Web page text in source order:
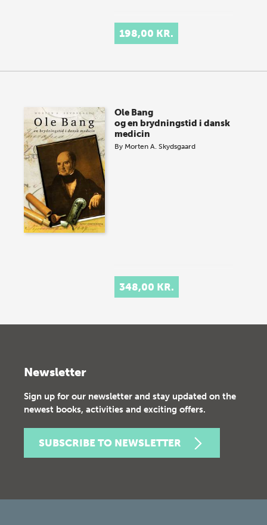
198,00 KR.
Ole Bang
og en brydningstid i dansk
medicin
By Morten A. Skydsgaard
348,00 KR.
Newsletter
Sign up for our newsletter and stay updated on the
newest books, activities and exciting offers.
SUBSCRIBE TO NEWSLETTER